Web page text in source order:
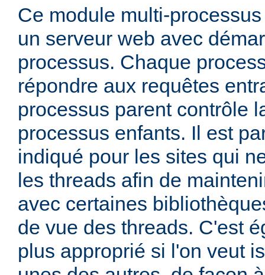
Ce module multi-
un serveur web avec
processus. Chaque
répondre aux requêtes
processus parent contrôle
processus enfants. Il est
indiqué pour les sites qui
les threads afin de
avec certaines
de vue des threads. C'est
plus approprié si l'on veut